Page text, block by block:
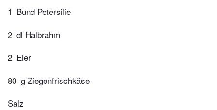
1 Bund Petersilie
2 dl Halbrahm
2 Eier
80 g Ziegenfrischkäse
Salz